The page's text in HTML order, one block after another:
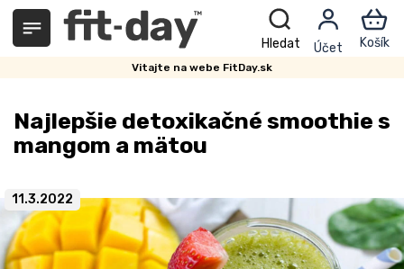
Prejsť
obsah
Vitajte na webe FitDay.sk
Najlepšie detoxikačné smoothie s
mangom a mätou
11.3.2022